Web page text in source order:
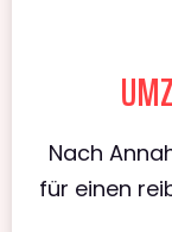
Nach
für einen